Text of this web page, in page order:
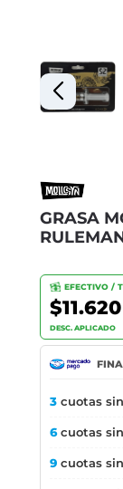
GRASA
EFECTIVO /
$11.620
DESC. APLICADO
3 cuotas
6cuotas
9 cuotas